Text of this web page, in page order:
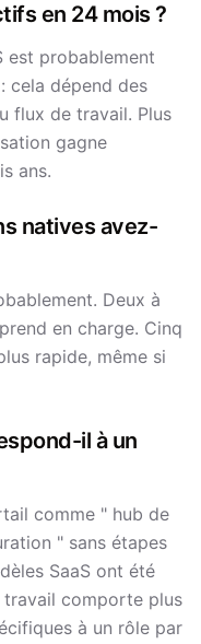
en 24 mois ?
est probablement
cela dépend des
flux de travail. Plus
gagne
ans.
natives avez-
Deux à
en charge. Cinq
rapide, même si
il à un
comme " hub de
" sans étapes
SaaS ont été
comporte plus
à un rôle par